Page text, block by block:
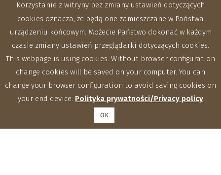
Korzystanie z witryny bez zmiany ustawień dotyczących
cookies oznacza, że będą one zamieszczane w Państwa
urządzeniu końcowym. Możecie Państwo dokonać w każdym
czasie zmiany ustawień przeglądarki dotyczących cookies.
This webpage is using cookies. Without browser configuration
change cookies will be saved on your computer. You can
change your browser configuration to avoid saving cookies on
your end device. Polityka prywatności/Privacy policy
OK